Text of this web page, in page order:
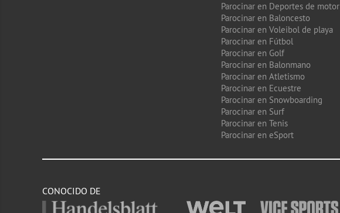
Parocinar en Deportes de motor
Parocinar en Baloncesto
Parocinar en Voleibol de playa
Parocinar en Fútbol
Parocinar en Golf
Parocinar en Balonmano
Parocinar en Atletismo
Parocinar en Ecuestre
Parocinar en Snowboarding
Parocinar en Surf
Parocinar en Tenis
Parocinar en eSport
CONOCIDO DE